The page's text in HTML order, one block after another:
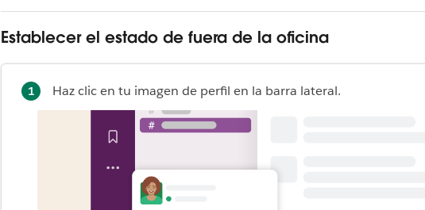
Establecer el estado de fuera de la oficina
Haz clic en tu imagen de perfil en la barra lateral.